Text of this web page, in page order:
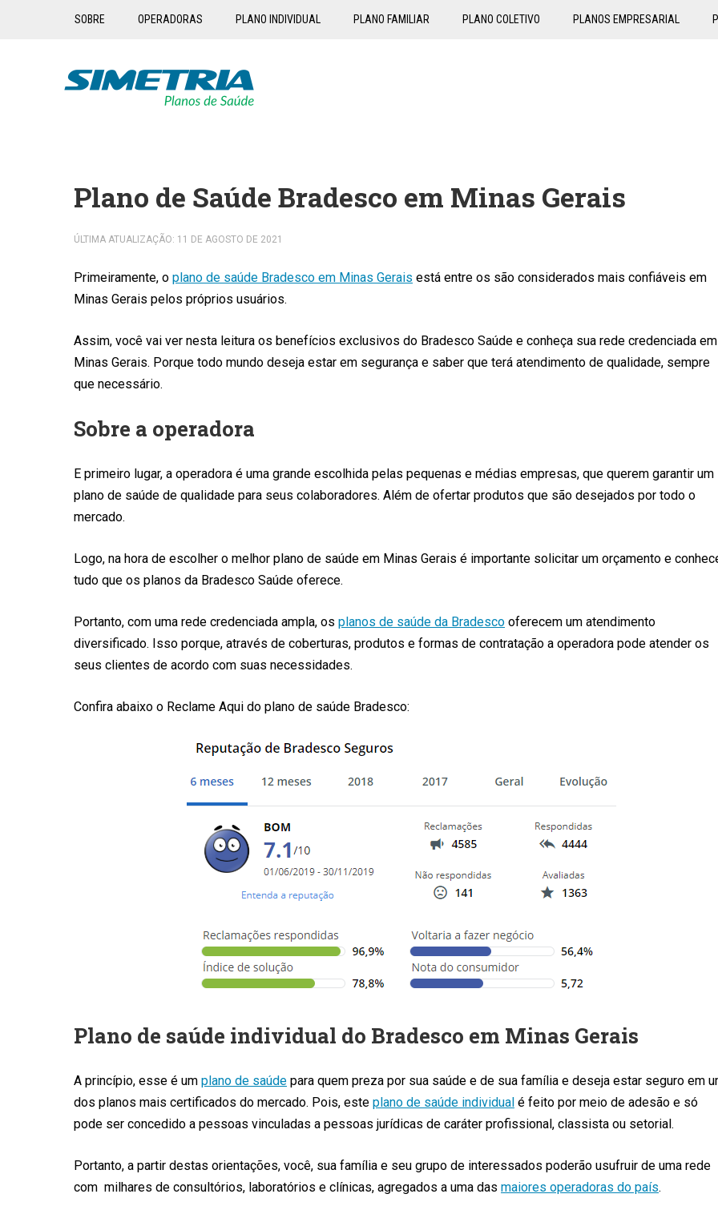
SOBRE OPERADORAS PLANO INDIVIDUAL PLANO FAMILIAR PLANO COLETIVO PLANOS EMPRESARIAL
Plano de Saúde Bradesco em Minas Gerais
ÚLTIMA ATUALIZAÇÃO: 11 DE AGOSTO DE 2021
Primeiramente, o plano de saúde Bradesco em Minas Gerais está entre os são considerados mais confiáveis em
Minas Gerais pelos próprios usuários.
Assim, você vai ver nesta leitura os benefícios exclusivos do Bradesco Saúde e conheça sua rede credenciada em
Minas Gerais. Porque todo mundo deseja estar em segurança e saber que terá atendimento de qualidade, sempre
que necessário.
Sobre a operadora
E primeiro lugar, a operadora é uma grande escolhida pelas pequenas e médias empresas, que querem garantir um
plano de saúde de qualidade para seus colaboradores. Além de ofertar produtos que são desejados por todo o
mercado.
Logo, na hora de escolher o melhor plano de saúde em Minas Gerais é importante solicitar um orçamento e
tudo que os planos da Bradesco Saúde oferece.
Portanto, com uma rede credenciada ampla, os planos de saúde da Bradesco oferecem um atendimento
diversificado. Isso porque, através de coberturas, produtos e formas de contratação a operadora pode atender os
seus clientes de acordo com suas necessidades.
Confira abaixo o Reclame Aqui do plano de saúde Bradesco:
Plano de saúde individual do Bradesco em Minas Gerais
A princípio, esse é um plano de saúde para quem preza por sua saúde e de sua família e deseja estar seguro em
dos planos mais certificados do mercado. Pois, este plano de saúde individual é feito por meio de adesão e só
pode ser concedido a pessoas vinculadas a pessoas jurídicas de caráter profissional, classista ou setorial.
Portanto, a partir destas orientações, você, sua família e seu grupo de interessados poderão usufruir de uma rede
com milhares de consultórios, laboratórios e clínicas, agregados a uma das maiores operadoras do país.